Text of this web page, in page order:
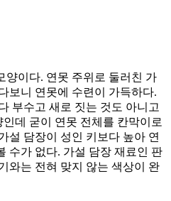
양이다. 연못 주위로 둘러친 가
보니 연못에 수련이 가득하다.
부수고 새로 짓는 것도 아니고
데 굳이 연못 전체를 칸막이로
설 담장이 성인 키보다 높아 연
수가 없다. 가설 담장 재료인 판
와는 전혀 맞지 않는 색상이 완